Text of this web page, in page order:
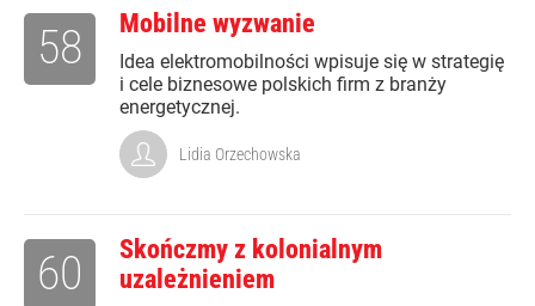
Mobilne wyzwanie
Idea elektromobilności wpisuje się w strategię
i cele biznesowe polskich firm z branży
energetycznej.
58
Lidia Orzechowska
Skończmy z kolonialnym
uzależnieniem
60